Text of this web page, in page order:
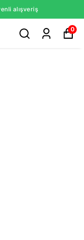
alışveriş
0